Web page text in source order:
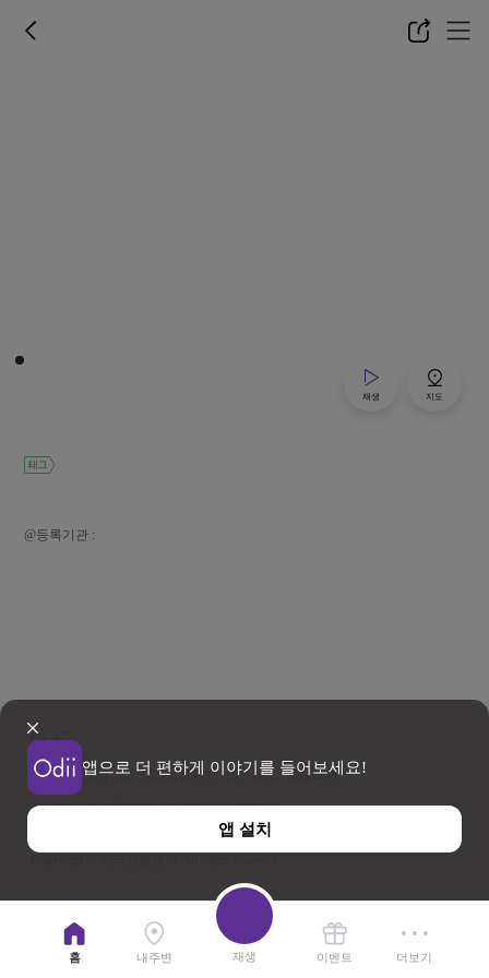
앱으로 더 편하게 이야기를 들어보세요!
앱 설치
재생 지도
태그
@등록기관 :
이용약관 개인정보 처리방침위치기반서비스 이용약관
우)26464 강원특별자치도 원주시 세계로 10
사업자등록번호 202-81-50707 TEL : 033-738-3000
홈 내주변 재생 이벤트 더보기